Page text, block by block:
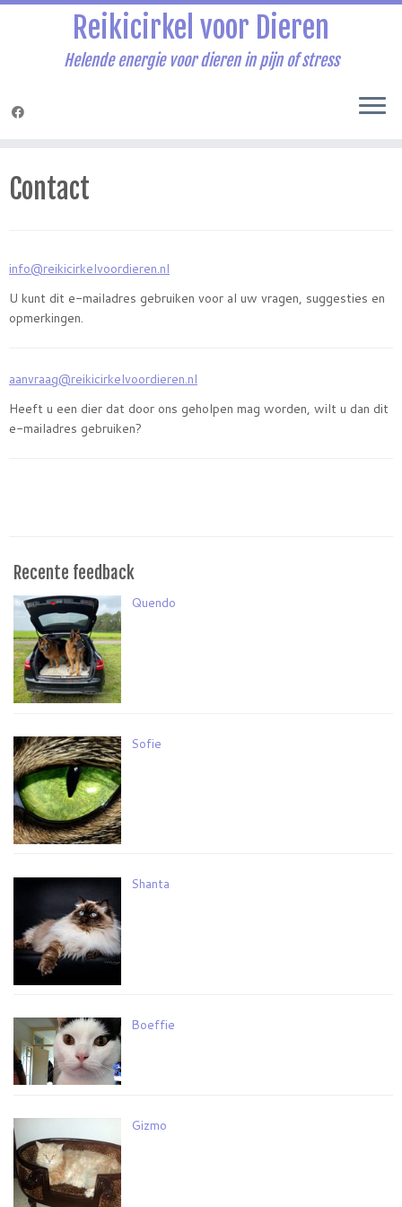
naar
inhoud
Reikicirkel voor Dieren
Helende energie voor dieren in pijn of stress
Contact
info@reikicirkelvoordieren.nl
U kunt dit e-mailadres gebruiken voor al uw vragen, suggesties en
opmerkingen.
aanvraag@reikicirkelvoordieren.nl
Heeft u een dier dat door ons geholpen mag worden, wilt u dan dit
e-mailadres gebruiken?
Recente feedback
Quendo
Sofie
Shanta
Boeffie
Gizmo